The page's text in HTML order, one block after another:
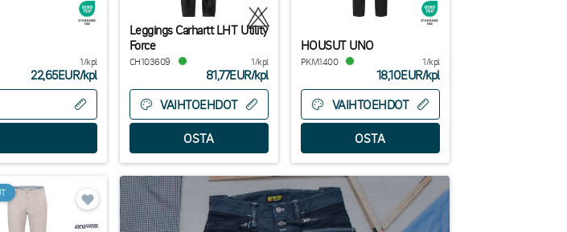
1/kpl
22,65EUR/kpl
Leggings Carhartt LHT Utility
Force
CH103609 1/kpl
81,77EUR/kpl
VAIHTOEHDOT
HOUSUT UNO
PKM1400 1/kpl
18,10EUR/kpl
VAIHTOEHDOT